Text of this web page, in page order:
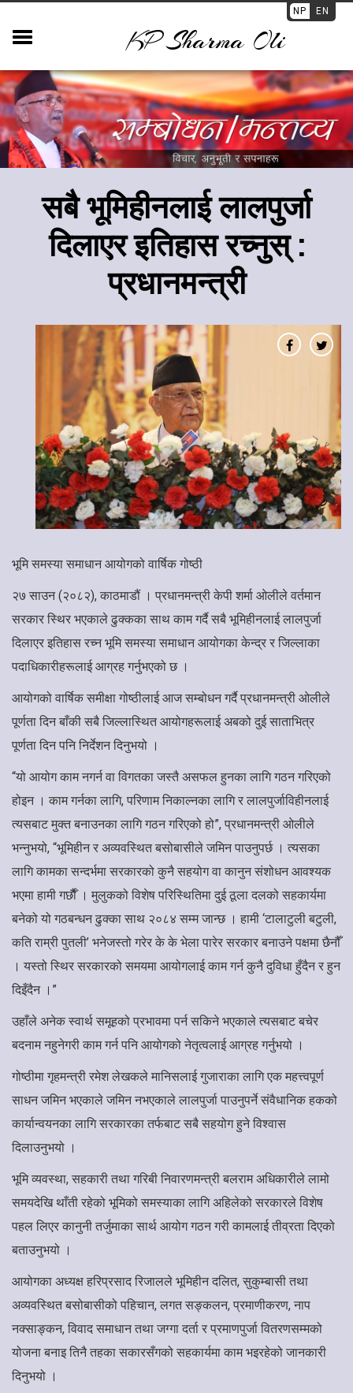
NP EN
KP Sharma Oli
सबै भूमिहीनलाई लालपुर्जा
दिलाएर इतिहास रच्नुस् :
प्रधानमन्त्री
भूमि समस्या समाधान आयोगको वार्षिक गोष्ठी
२७ साउन (२०८२), काठमाडौं । प्रधानमन्त्री केपी शर्मा ओलीले वर्तमान
सरकार स्थिर भएकाले ढुक्कका साथ काम गर्दै सबै भूमिहीनलाई लालपुर्जा
दिलाएर इतिहास रच्न भूमि समस्या समाधान आयोगका केन्द्र र जिल्लाका
पदाधिकारीहरूलाई आग्रह गर्नुभएको छ ।
आयोगको वार्षिक समीक्षा गोष्ठीलाई आज सम्बोधन गर्दै प्रधानमन्त्री ओलीले
पूर्णता दिन बाँकी सबै जिल्लास्थित आयोगहरूलाई अबको दुई साताभित्र
पूर्णता दिन पनि निर्देशन दिनुभयो ।
“यो आयोग काम नगर्न वा विगतका जस्तै असफल हुनका लागि गठन गरिएको
होइन । काम गर्नका लागि, परिणाम निकाल्नका लागि र लालपुर्जाविहीनलाई
त्यसबाट मुक्त बनाउनका लागि गठन गरिएको हो”, प्रधानमन्त्री ओलीले
भन्नुभयो, “भूमिहीन र अव्यवस्थित बसोबासीले जमिन पाउनुपर्छ । त्यसका
लागि कामका सन्दर्भमा सरकारको कुनै सहयोग वा कानुन संशोधन आवश्यक
भएमा हामी गर्छाैैँ । मुलुकको विशेष परिस्थितिमा दुई ठूला दलको सहकार्यमा
बनेको यो गठबन्धन ढुक्का साथ २०८४ सम्म जान्छ । हामी ‘टालाटुली बटुली,
कति राम्री पुतली’ भनेजस्तो गरेर के के भेला पारेर सरकार बनाउने पक्षमा छैनौँ
। यस्तो स्थिर सरकारको समयमा आयोगलाई काम गर्न कुनै दुविधा हुँदैन र हुन
दिइँदैन ।”
उहाँले अनेक स्वार्थ समूहको प्रभावमा पर्न सकिने भएकाले त्यसबाट बचेर
बदनाम नहुनेगरी काम गर्न पनि आयोगको नेतृत्वलाई आग्रह गर्नुभयो ।
गोष्ठीमा गृहमन्त्री रमेश लेखकले मानिसलाई गुजाराका लागि एक महत्त्वपूर्ण
साधन जमिन भएकाले जमिन नभएकाले लालपुर्जा पाउनुपर्ने संवैधानिक हकको
कार्यान्वयनका लागि सरकारका तर्फबाट सबै सहयोग हुने विश्वास
दिलाउनुभयो ।
भूमि व्यवस्था, सहकारी तथा गरिबी निवारणमन्त्री बलराम अधिकारीले लामो
समयदेखि थाँती रहेको भूमिको समस्याका लागि अहिलेको सरकारले विशेष
पहल लिएर कानुनी तर्जुमाका सार्थ आयोग गठन गरी कामलाई तीव्रता दिएको
बताउनुभयो ।
आयोगका अध्यक्ष हरिप्रसाद रिजालले भूमिहीन दलित, सुकुम्बासी तथा
अव्यवस्थित बसोबासीको पहिचान, लगत सङ्कलन, प्रमाणीकरण, नाप
नक्साङ्कन, विवाद समाधान तथा जग्गा दर्ता र प्रमाणपुर्जा वितरणसम्मको
योजना बनाइ तिनै तहका सकारसँगको सहकार्यमा काम भइरहेको जानकारी
दिनुभयो ।